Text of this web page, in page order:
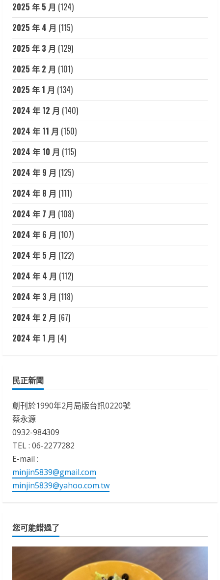
2025 年 5 月 (124)
2025 年 4 月 (115)
2025 年 3 月 (129)
2025 年 2 月 (101)
2025 年 1 月 (134)
2024 年 12 月 (140)
2024 年 11 月 (150)
2024 年 10 月 (115)
2024 年 9 月 (125)
2024 年 8 月 (111)
2024 年 7 月 (108)
2024 年 6 月 (107)
2024 年 5 月 (122)
2024 年 4 月 (112)
2024 年 3 月 (118)
2024 年 2 月 (67)
2024 年 1 月 (4)
民正新聞
創刊於1990年2月局版台訊0220號
蔡永源
0932-984309
TEL : 06-2277282
E-mail :
minjin5839@gmail.com
minjin5839@yahoo.com.tw
您可能錯過了